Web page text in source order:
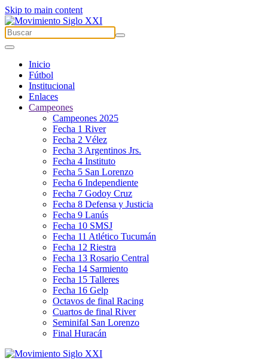
Skip to main content
Inicio
Fútbol
Institucional
Enlaces
Campeones
Campeones 2025
Fecha 1 River
Fecha 2 Vélez
Fecha 3 Argentinos Jrs.
Fecha 4 Instituto
Fecha 5 San Lorenzo
Fecha 6 Independiente
Fecha 7 Godoy Cruz
Fecha 8 Defensa y Justicia
Fecha 9 Lanús
Fecha 10 SMSJ
Fecha 11 Atlético Tucumán
Fecha 12 Riestra
Fecha 13 Rosario Central
Fecha 14 Sarmiento
Fecha 15 Talleres
Fecha 16 Gelp
Octavos de final Racing
Cuartos de final River
Seminifal San Lorenzo
Final Huracán